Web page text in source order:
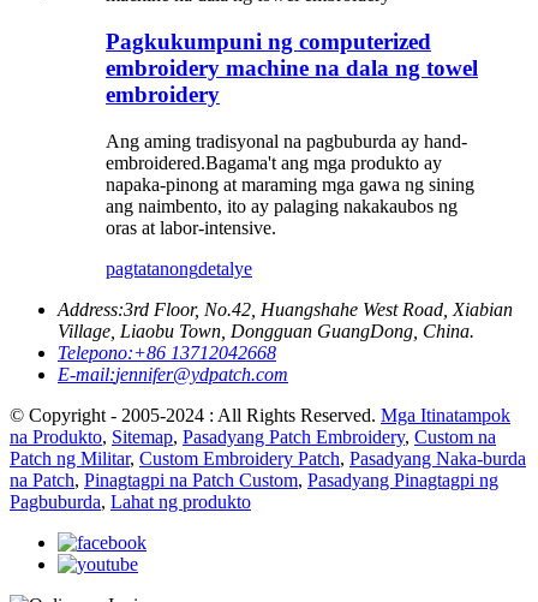
Pagkukumpuni ng computerized
embroidery machine na dala ng towel
embroidery
Ang aming tradisyonal na pagbuburda ay hand-
embroidered.Bagama't ang mga produkto ay
napaka-pinong at maraming mga gawa ng sining
ang naimbento, ito ay palaging nakakaubos ng
oras at labor-intensive.
pagtatanongdetalye
Address:3rd Floor, No.42, Huangshahe West Road, Xiabian
Village, Liaobu Town, Dongguan GuangDong, China.
Telepono:+86 13712042668
E-mail:jennifer@ydpatch.com
© Copyright - 2005-2024 : All Rights Reserved. Mga Itinatampok
na Produkto, Sitemap, Pasadyang Patch Embroidery, Custom na
Patch ng Militar, Custom Embroidery Patch, Pasadyang Naka-burda
na Patch, Pinagtagpi na Patch Custom, Pasadyang Pinagtagpi ng
Pagbuburda, Lahat ng produkto